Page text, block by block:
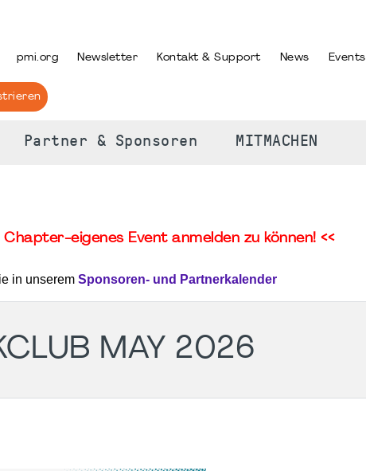
pmi.org Newsletter Kontakt & Support News Events
Partner & Sponsoren MITMACHEN
eigenes Event anmelden zu können! <<
in unserem Sponsoren- und Partnerkalender
MAY 2026